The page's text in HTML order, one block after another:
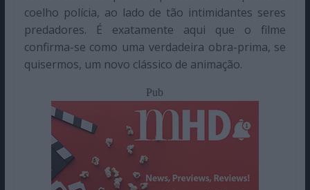
coelho polícia, ao lado de tão intimidantes seres
predadores. É exatamente aqui que o filme
confirma-se como uma verdadeira obra-prima, se
quisermos, um novo clássico de animação.
Pub